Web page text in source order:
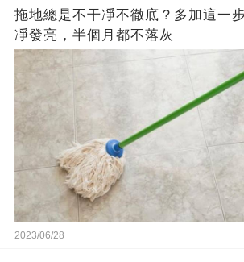
拖地總是不干凈不徹底？多加這一
凈發亮，半個月都不落灰
2023/06/28